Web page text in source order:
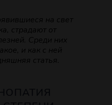
на свет
страдают от
Среди них
и как с ней
статья.